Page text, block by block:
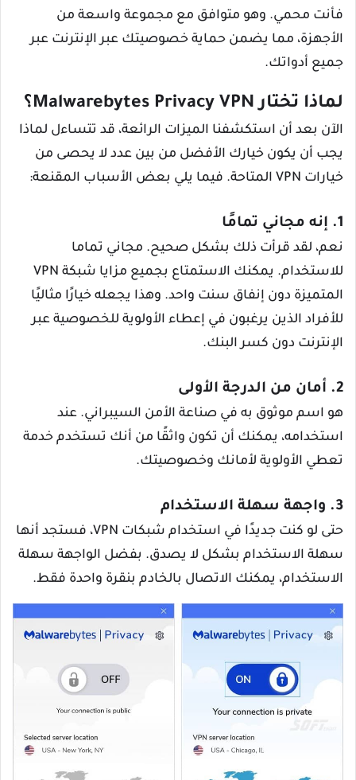
فأنت محمي. وهو متوافق مع مجموعة واسعة من
الأجهزة، مما يضمن حماية خصوصيتك عبر الإنترنت عبر
جميع أدواتك.
لماذا تختار Malwarebytes Privacy VPN؟
الآن بعد أن استكشفنا الميزات الرائعة، قد تتساءل لماذا
يجب أن يكون خيارك الأفضل من بين عدد لا يحصى من
خيارات VPN المتاحة. فيما يلي بعض الأسباب المقنعة:
1. إنه مجاني تمامًا
نعم، لقد قرأت ذلك بشكل صحيح. مجاني تماما
للاستخدام. يمكنك الاستمتاع بجميع مزايا شبكة VPN
المتميزة دون إنفاق سنت واحد. وهذا يجعله خيارًا مثاليًا
للأفراد الذين يرغبون في إعطاء الأولوية للخصوصية عبر
الإنترنت دون كسر البنك.
2. أمان من الدرجة الأولى
هو اسم موثوق به في صناعة الأمن السيبراني. عند
استخدامه، يمكنك أن تكون واثقًا من أنك تستخدم خدمة
تعطي الأولوية لأمانك وخصوصيتك.
3. واجهة سهلة الاستخدام
حتى لو كنت جديدًا في استخدام شبكات VPN، فستجد أنها
سهلة الاستخدام بشكل لا يصدق. بفضل الواجهة سهلة
الاستخدام، يمكنك الاتصال بالخادم بنقرة واحدة فقط.